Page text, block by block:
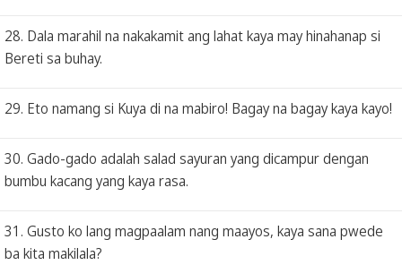
28. Dala marahil na nakakamit ang lahat kaya may hinahanap si
Bereti sa buhay.
29. Eto namang si Kuya di na mabiro! Bagay na bagay kaya kayo!
30. Gado-gado adalah salad sayuran yang dicampur dengan
bumbu kacang yang kaya rasa.
31. Gusto ko lang magpaalam nang maayos, kaya sana pwede
ba kita makilala?